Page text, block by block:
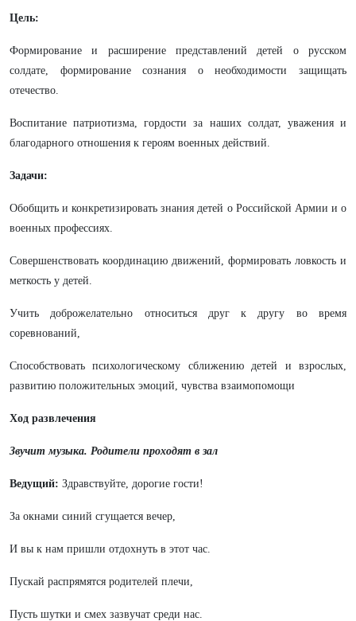
Цель:
Формирование и расширение представлений детей о русском
солдате, формирование сознания о необходимости защищать
отечество.
Воспитание патриотизма, гордости за наших солдат, уважения и
благодарного отношения к героям военных действий.
Задачи:
Обобщить и конкретизировать знания детей о Российской Армии и о
военных профессиях.
Совершенствовать координацию движений, формировать ловкость и
меткость у детей.
Учить доброжелательно относиться друг к другу во время
соревнований,
Способствовать психологическому сближению детей и взрослых,
развитию положительных эмоций, чувства взаимопомощи
Ход развлечения
Звучит музыка. Родители проходят в зал
Ведущий: Здравствуйте, дорогие гости!
За окнами синий сгущается вечер,
И вы к нам пришли отдохнуть в этот час.
Пускай распрямятся родителей плечи,
Пусть шутки и смех зазвучат среди нас.